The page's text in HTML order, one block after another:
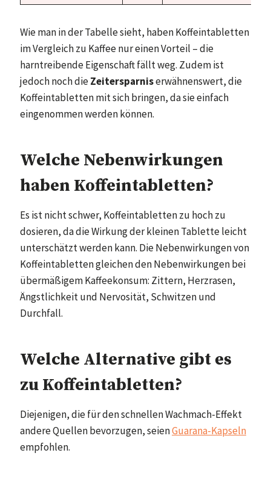
Wie man in der Tabelle sieht, haben Koffeintabletten
im Vergleich zu Kaffee nur einen Vorteil – die
harntreibende Eigenschaft fällt weg. Zudem ist
jedoch noch dieZeitersparniserwähnenswert, die
Koffeintabletten mit sich bringen, da sie einfach
eingenommen werden können.
Welche Nebenwirkungen
haben Koffeintabletten?
Es ist nicht schwer, Koffeintabletten zu hoch zu
dosieren, da die Wirkung der kleinen Tablette leicht
unterschätzt werden kann. Die Nebenwirkungen von
Koffeintabletten gleichen den Nebenwirkungen bei
übermäßigem Kaffeekonsum: Zittern, Herzrasen,
Ängstlichkeit und Nervosität, Schwitzen und
Durchfall.
Welche Alternative gibt es
zu Koffeintabletten?
Diejenigen, die für den schnellen Wachmach-Effekt
andere Quellen bevorzugen, seienGuarana-Kapseln
empfohlen.